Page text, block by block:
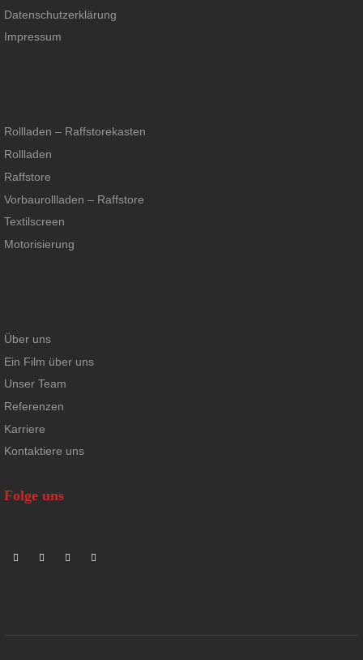
Datenschutzerklärung
Impressum
Rollladen – Raffstorekasten
Rollladen
Raffstore
Vorbaurollladen – Raffstore
Textilscreen
Motorisierung
Über uns
Ein Film über uns
Unser Team
Referenzen
Karriere
Kontaktiere uns
Folge uns